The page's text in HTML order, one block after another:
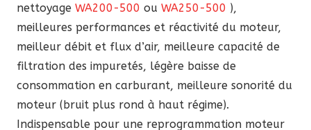
nettoyage WA200-500 ou WA250-500 ),
meilleures performances et réactivité du moteur,
meilleur débit et flux d’air, meilleure capacité de
filtration des impuretés, légère baisse de
consommation en carburant, meilleure sonorité du
moteur (bruit plus rond à haut régime).
Indispensable pour une reprogrammation moteur